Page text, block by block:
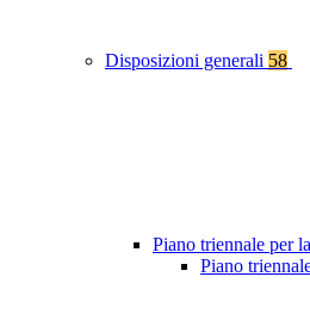
Disposizioni generali 58
Piano triennale per
Piano